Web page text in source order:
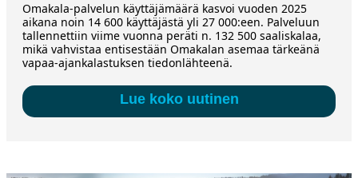
Omakala-palvelun käyttäjämäärä kasvoi vuoden 2025
aikana noin 14 600 käyttäjästä yli 27 000:een. Palveluun
tallennettiin viime vuonna peräti n. 132 500 saaliskalaa,
mikä vahvistaa entisestään Omakalan asemaa tärkeänä
vapaa-ajankalastuksen tiedonlähteenä.
Lue koko uutinen